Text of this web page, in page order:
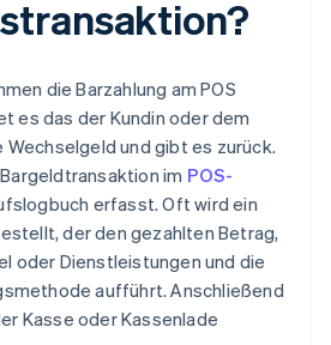
die Barzahlung am POS
es das der Kundin oder dem
und gibt es zurück.
im POS-
erfasst. Oft wird ein
der den gezahlten Betrag,
oder Dienstleistungen und die
aufführt. Anschließend
Kasse oder Kassenlade